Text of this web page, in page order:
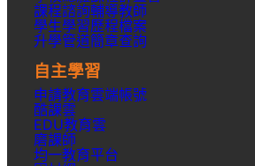
課程諮詢輔導教師
學生學習歷程檔案
升學管道簡章查詢
自主學習
申請教育雲端帳號
酷課雲
EDU教育雲
磨課師
均一教育平台